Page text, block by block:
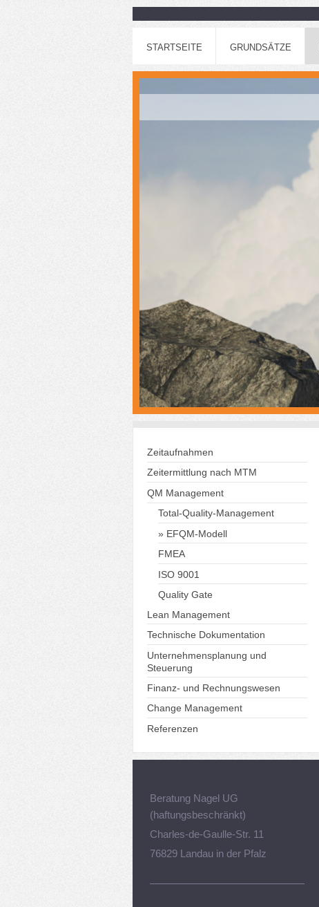
STARTSEITE GRUNDSÄTZE
Zeitaufnahmen
Zeitermittlung nach MTM
QM Management
Total-Quality-Management
EFQM-Modell
FMEA
ISO 9001
Quality Gate
Lean Management
Technische Dokumentation
Unternehmensplanung und
Steuerung
Finanz- und Rechnungswesen
Change Management
Referenzen
Beratung Nagel UG
(haftungsbeschränkt)
Charles-de-Gaulle-Str. 11
76829 Landau in der Pfalz